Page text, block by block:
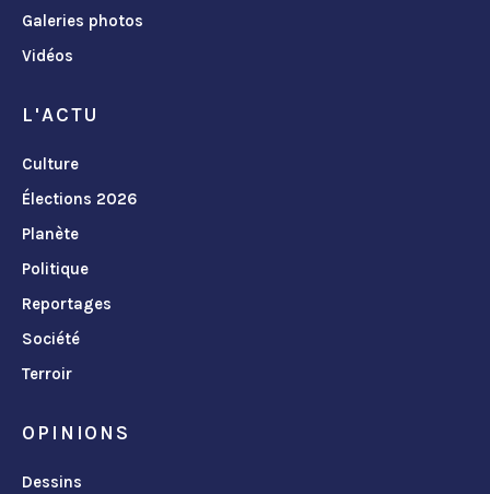
Galeries photos
Vidéos
L'ACTU
Culture
Élections 2026
Planète
Politique
Reportages
Société
Terroir
OPINIONS
Dessins